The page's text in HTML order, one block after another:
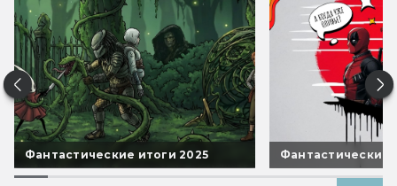
Фантастические итоги 2025 Фантастические